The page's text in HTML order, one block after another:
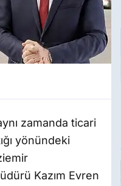
zamanda ticari
yönündeki
Kazım Evren